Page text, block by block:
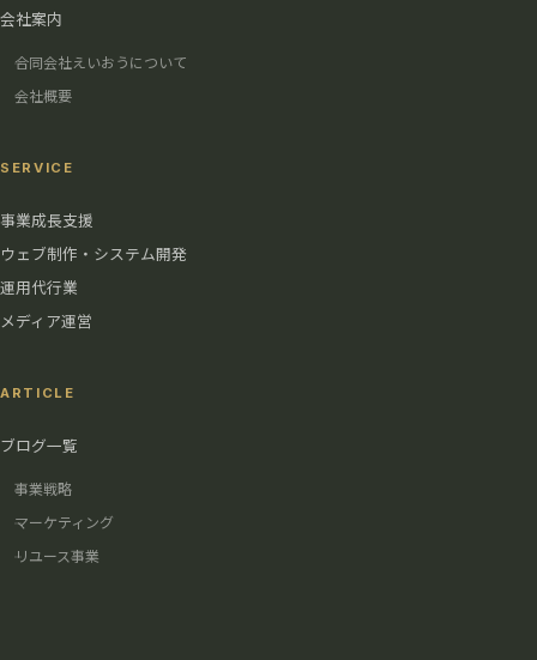
会社案内
合同会社えいおうについて
会社概要
SERVICE
事業成長支援
ウェブ制作・システム開発
運用代行業
メディア運営
ARTICLE
ブログ一覧
事業戦略
マーケティング
リユース事業